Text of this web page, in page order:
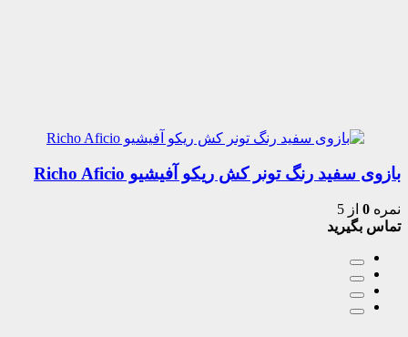
بازوی سفید رنگ تونر کش ریکو آفیشیو Richo Aficio
نمره 0 از 5
تماس بگیرید